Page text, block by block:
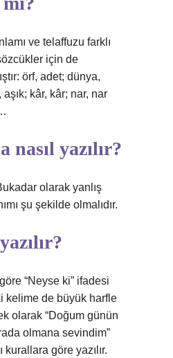
ve telaffuzu farklı
için de
örf, adet; dünya,
kâr, kâr; nar, nar
nasıl yazılır?
olarak yanlış
şu şekilde olmalıdır.
“Neyse ki” ifadesi
kelime de büyük harfle
olarak “Doğum günün
olmana sevindim”
göre yazılır.